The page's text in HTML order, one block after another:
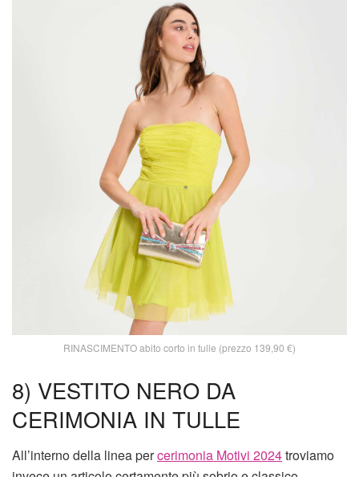
RINASCIMENTO abito corto in tulle (prezzo 139,90 €)
8) VESTITO NERO DA
CERIMONIA IN TULLE
All’interno della linea percerimonia Motivi 2024troviamo